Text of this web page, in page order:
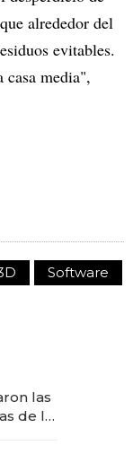
alrededor del
evitables.
casa media",
Software
las
de la